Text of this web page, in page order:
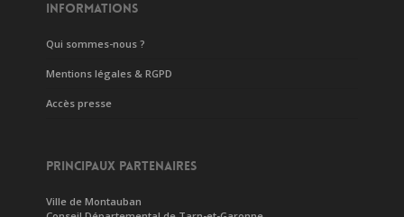
INFORMATIONS
Qui sommes-nous ?
Mentions légales & RGPD
Accès presse
PRINCIPAUX PARTENAIRES
Ville de Montauban